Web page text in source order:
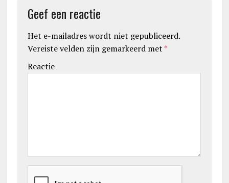
Geef een reactie
Het e-mailadres wordt niet gepubliceerd.
Vereiste velden zijn gemarkeerd met *
Reactie